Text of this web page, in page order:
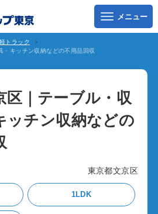
トラック
キッチン収納などの不用品回収
区｜テーブル・収
ッチン収納などの
東京都文京区
1LDK